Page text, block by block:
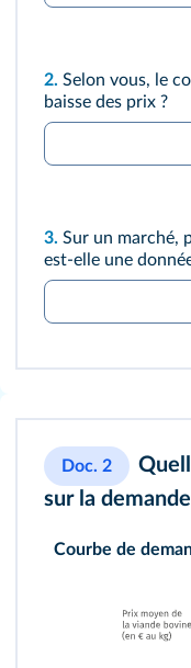
2. Selon vous, le
baisse des prix ?
3. Sur un marché,
est‑elle une
Doc. 2
sur la
Courbe de